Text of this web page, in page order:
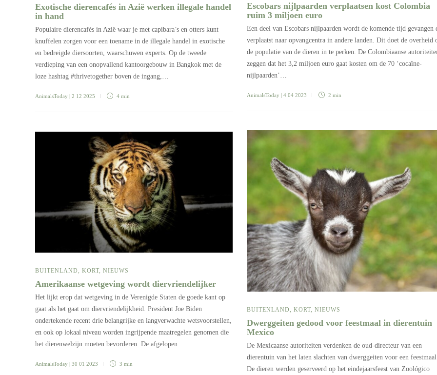
Exotische dierencafés in Azië werken illegale handel
in hand
Populaire dierencafés in Azië waar je met capibara’s en otters kunt
knuffelen zorgen voor een toename in de illegale handel in exotische
en bedreigde diersoorten, waarschuwen experts. Op de tweede
verdieping van een onopvallend kantoorgebouw in Bangkok met de
loze hashtag #thrivetogether boven de ingang,…
AnimalsToday | 2 12 2025 4 min
Escobars nijlpaarden verplaatsen kost Colombia
ruim 3 miljoen euro
Een deel van Escobars nijlpaarden wordt de komende tijd gevangen
verplaatst naar opvangcentra in andere landen. Dit doet de overheid
de populatie van de dieren in te perken. De Colombiaanse
zeggen dat het 3,2 miljoen euro gaat kosten om de 70 ‘cocaïne-
nijlpaarden’…
AnimalsToday | 4 04 2023 2 min
BUITENLAND, KORT, NIEUWS
Dwerggeiten gedood voor feestmaal in dierentuin
Mexico
De Mexicaanse autoriteiten verdenken de oud-directeur van een
dierentuin van het laten slachten van dwerggeiten voor een
De dieren werden geserveerd op het eindejaarsfeest van Zoológico
BUITENLAND, KORT, NIEUWS
Amerikaanse wetgeving wordt diervriendelijker
Het lijkt erop dat wetgeving in de Verenigde Staten de goede kant op
gaat als het gaat om diervriendelijkheid. President Joe Biden
ondertekende recent drie belangrijke en langverwachte wetsvoorstellen,
en ook op lokaal niveau worden ingrijpende maatregelen genomen die
het dierenwelzijn moeten bevorderen. De afgelopen…
AnimalsToday | 30 01 2023 3 min